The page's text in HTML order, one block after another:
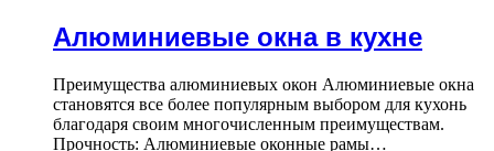
Алюминиевые окна в кухне
Преимущества алюминиевых окон Алюминиевые окна
становятся все более популярным выбором для кухонь
благодаря своим многочисленным преимуществам.
Прочность: Алюминиевые оконные рамы…